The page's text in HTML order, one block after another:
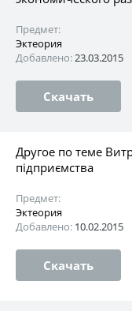
Предмет:
Эктеория
Добавлено:23.03.2015
Скачать
Другое по теме
підприємства
Предмет:
Эктеория
Добавлено: 10.02.2015
Скачать